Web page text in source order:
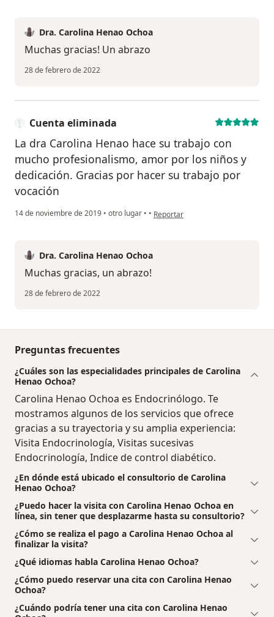
Dra. Carolina Henao Ochoa
Muchas gracias! Un abrazo
28 de febrero de 2022
Cuenta eliminada
La dra Carolina Henao hace su trabajo con
mucho profesionalismo, amor por los niños y
dedicación. Gracias por hacer su trabajo por
vocación
14 de noviembre de 2019 • otro lugar • • en opinión del usuario Cuenta
Reportar
Dra. Carolina Henao Ochoa
Muchas gracias, un abrazo!
28 de febrero de 2022
Preguntas frecuentes
¿Cuáles son las especialidades principales de Carolina
Henao Ochoa?
Carolina Henao Ochoa es Endocrinólogo. Te
mostramos algunos de los servicios que ofrece
gracias a su trayectoria y su amplia experiencia:
Visita Endocrinología, Visitas sucesivas
Endocrinología, Indice de control diabético.
¿En dónde está ubicado el consultorio de Carolina
Henao Ochoa?
¿Puedo hacer la visita con Carolina Henao Ochoa en
línea, sin tener que desplazarme hasta su consultorio?
¿Cómo se realiza el pago a Carolina Henao Ochoa al
finalizar la visita?
¿Qué idiomas habla Carolina Henao Ochoa?
¿Cómo puedo reservar una cita con Carolina Henao
Ochoa?
¿Cuándo podría tener una cita con Carolina Henao